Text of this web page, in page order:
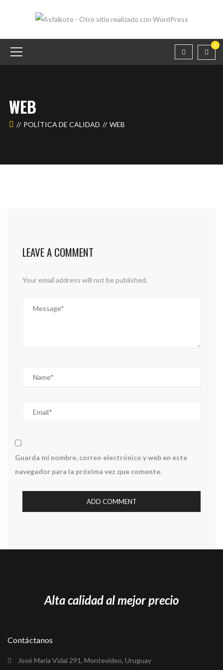
0
WEB
POLÍTICA DE CALIDAD WEB
LEAVE A COMMENT
Your email address will not be published.
Guarda mi nombre, correo electrónico y web en este
navegador para la próxima vez que comente.
Alta calidad al mejor precio
Contáctanos
José María Vidal 291, Montevideo, Uruguay